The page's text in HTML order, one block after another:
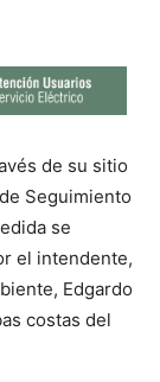
de su sitio
Seguimiento
se
el intendente,
Edgardo
costas del